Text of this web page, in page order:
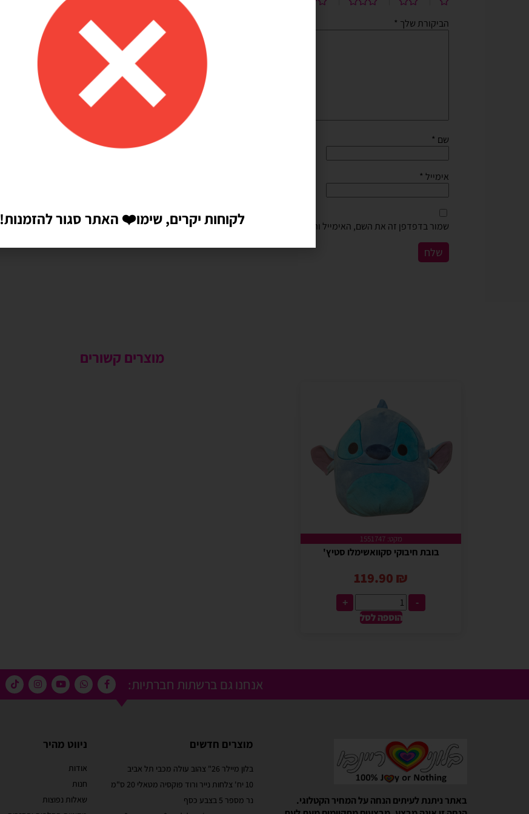
הביקורת שלך *
שם *
אימייל *
שמור בדפדפן זה את השם, האימייל והאתר שלי לפעם הבאה שאגיב.
מוצרים קשורים
מקט: 1551747
בובת חיבוקי סקוואשימלו סטיץ'
119.90 ₪
-
+
הוספה לסל
אנחנו גם ברשתות חברתיות:
באתר ניתנת לעיתים הנחה על המחיר הקטלוגי.
מוצרים חדשים
בלון מיילר 26" צהוב עולה מכבי תל אביב
10 יח' צלחות נייר ורוד פוקסיה מטאלי 20 ס"מ
נר מספר 5 בצבע כסף
ניווט מהיר
אודות
חנות
שאלות נפוצות
בלוני ריינבאו הפכו להיות חלק קסום בבוקר
יומההולדת המשפחתי שלנו
שירות לקוחות מוצלח!
לקוחות יקרים, שימו❤️ האתר סגור להזמנות!